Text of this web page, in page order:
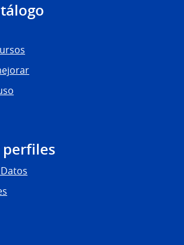
perfiles